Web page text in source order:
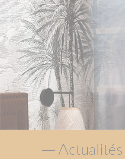
Actualités